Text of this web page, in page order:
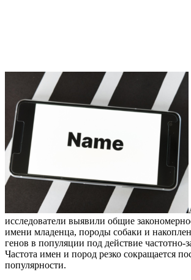
исследователи выявили общие
имени младенца, породы собаки и
генов в популяции под действие частотно-
Частота имен и пород резко сокращается
популярности.